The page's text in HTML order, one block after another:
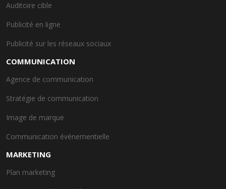
Auditoire cible
Publicité en ligne
Publicité sur les réseaux sociaux
COMMUNICATION
Agence de communication
Stratégie de communication
Image de marque
Communication événementielle
MARKETING
Plan marketing